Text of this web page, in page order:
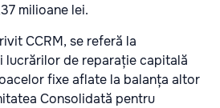
milioane lei.
CCRM, se referă la
lucrărilor de reparație capitală
fixe aflate la balanța altor
Consolidată pentru